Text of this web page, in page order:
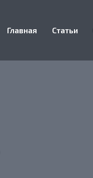
Главная Статьи